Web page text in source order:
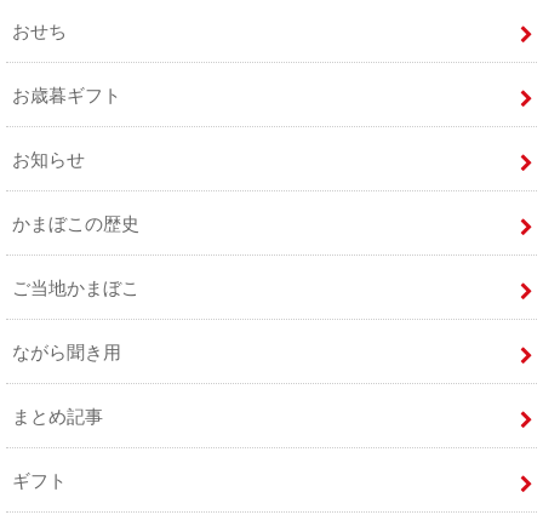
おせち
お歳暮ギフト
お知らせ
かまぼこの歴史
ご当地かまぼこ
ながら聞き用
まとめ記事
ギフト